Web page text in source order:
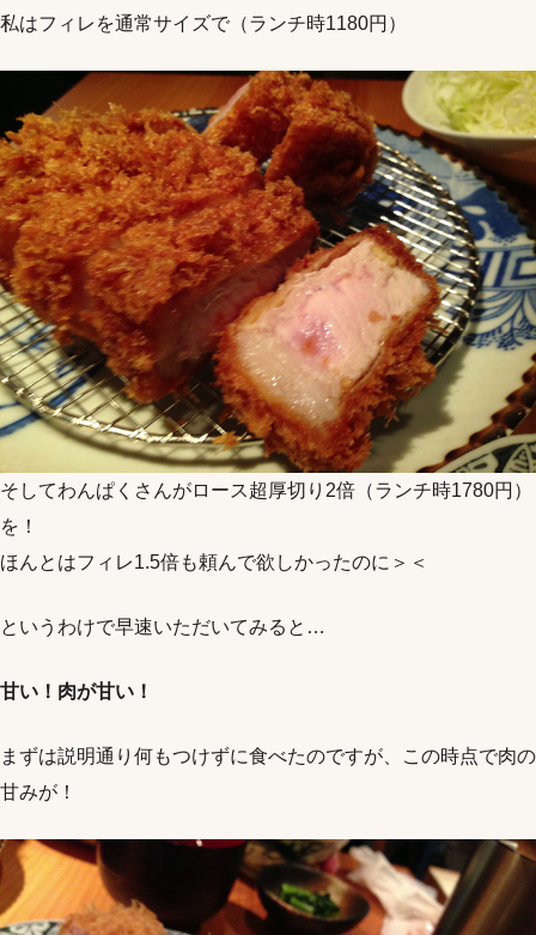
私はフィレを通常サイズで（ランチ時1180円）
そしてわんぱくさんがロース超厚切り2倍（ランチ時1780円）
を！
ほんとはフィレ1.5倍も頼んで欲しかったのに＞＜
というわけで早速いただいてみると…
甘い！肉が甘い！
まずは説明通り何もつけずに食べたのですが、この時点で肉の
甘みが！